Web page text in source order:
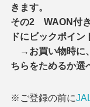
きます。
その2 WAON付
ドにビックポイン
→お買い物時に
ちらをためるか選
※ご登録の前に